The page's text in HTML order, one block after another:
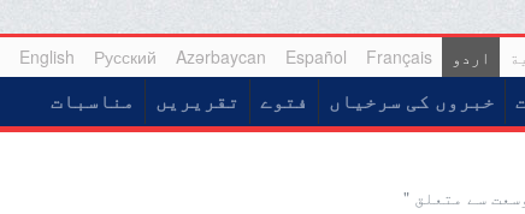
اردو Français
Español
Azərbaycan
Русский
English
خبروں کی سرخیاں فتوے تقریریں مناسبات
سے متعلق "